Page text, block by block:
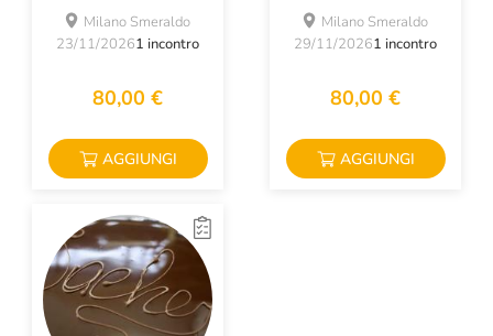
Milano Smeraldo
23/11/20261 incontro
80,00 €
AGGIUNGI
Milano Smeraldo
29/11/20261 incontro
80,00 €
AGGIUNGI